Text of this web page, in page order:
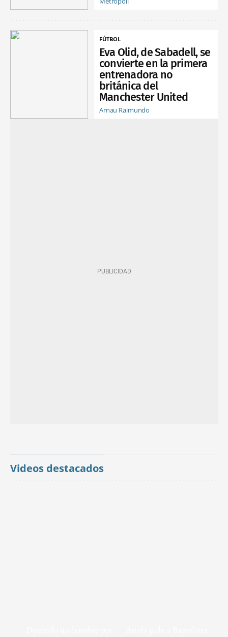
FÚTBOL
Eva Olid, de Sabadell, se
convierte en la primera
entrenadora no
británica del
Manchester United
Arnau Raimundo
Videos destacados